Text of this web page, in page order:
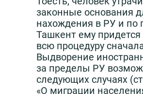
законные основания
нахождения в РУ и по
Ташкент ему придется
всю процедуру
Выдворение
за пределы РУ
следующих случаях
«О миграции